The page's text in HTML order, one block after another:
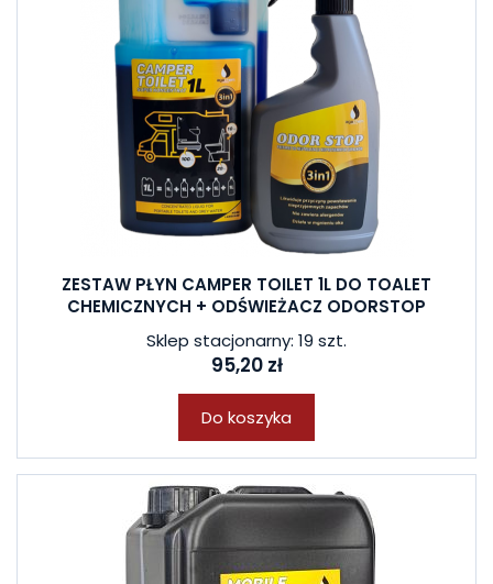
ZESTAW PŁYN CAMPER TOILET 1L DO TOALET
CHEMICZNYCH + ODŚWIEŻACZ ODORSTOP
Sklep stacjonarny: 19 szt.
95,20 zł
Do koszyka